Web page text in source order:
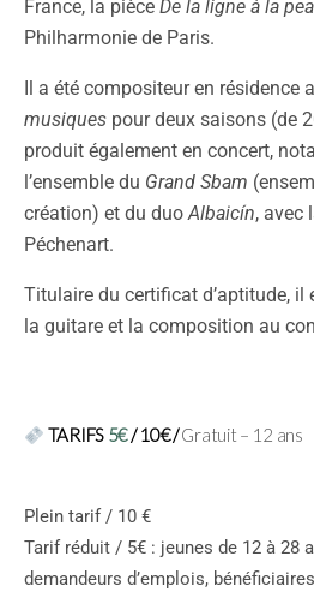
France, la pièce De la ligne à la
Philharmonie de Paris.
Il a été compositeur en résidence
musiques pour deux saisons (de
produit également en concert,
l’ensemble du Grand Sbam
création) et du duoAlbaicín, avec
Péchenart.
Titulaire du certificat d’aptitude, il
la guitare et la composition au
TARIFS 5€/ 10€/Gratuit – 12 ans
Plein tarif / 10 €
Tarif réduit / 5€ : jeunes de 12 à 28
demandeurs d’emplois,